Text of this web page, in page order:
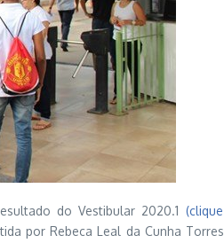
do Vestibular 2020.1
por Rebeca Leal da Cunha